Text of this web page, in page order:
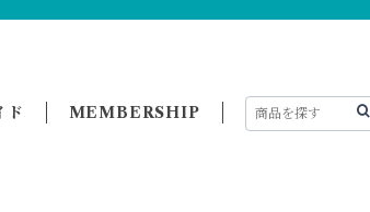
ド MEMBERSHIP